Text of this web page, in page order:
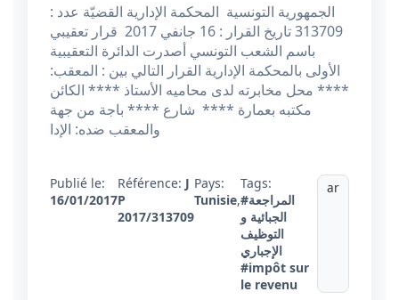
الجمهورية التونسية المحكمة الإدارية القضيّة عدد :
313709 تاريخ القرار : 16 جانفي 2017 قرار تعقيبي
باسم الشعب التونسي أصدرت الدائرة التعقيبية
الأولى بالمحكمة الإدارية القرار التالي بين : المعقب:
**** محل مخابرته لدى محاميه الأستاذ **** الكائن
مكتبه بعمارة **** شارع **** باجة من جهة
والمعقب ضده: الإدا
Publié le:
16/01/2017
Référence: J
P
2017/313709
Pays:
Tunisie,
Tags:
#المراجعة
الجبائية و
التوظيف
الإجباري
#impôt sur
le revenu
ar